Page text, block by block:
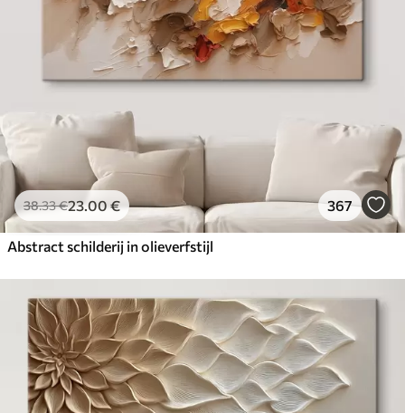
38.33€23.00€ 367
Abstract schilderij in olieverfstijl